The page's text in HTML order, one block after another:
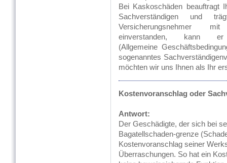
Bei Kaskoschäden beauftragt
Sachverständigen und
Versicherungsnehmer
einverstanden, kann
(Allgemeine
sogenanntes
möchten wir uns Ihnen als Ihr
Kostenvoranschlag oder
Antwort:
Der Geschädigte, der sich bei
Bagatellschaden-grenze
Kostenvoranschlag seiner
Überraschungen. So hat ein